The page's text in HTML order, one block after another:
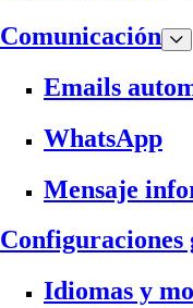
Comunicación
Emails
WhatsApp
Mensaje
Configuraciones
Idiomas y